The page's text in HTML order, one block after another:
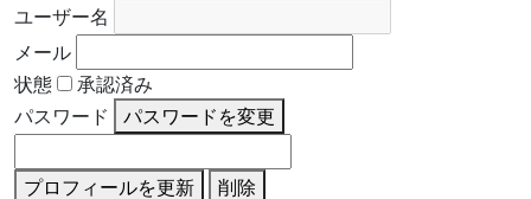
ユーザー名
メール
状態
承認済み
パスワード
パスワードを変更
プロフィールを更新
削除